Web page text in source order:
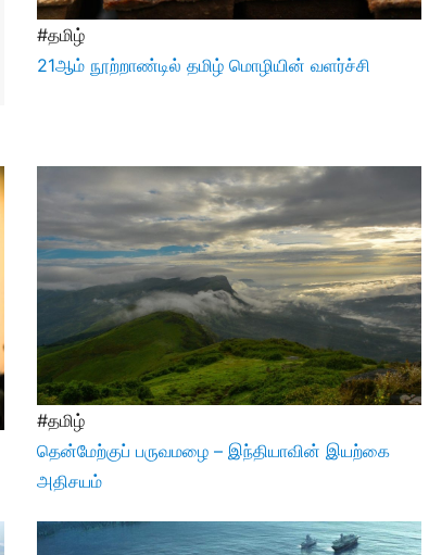
#தமிழ்
21ஆம் நூற்றாண்டில் தமிழ் மொழியின் வளர்ச்சி
#தமிழ்
தென்மேற்குப் பருவமழை – இந்தியாவின் இயற்கை
அதிசயம்